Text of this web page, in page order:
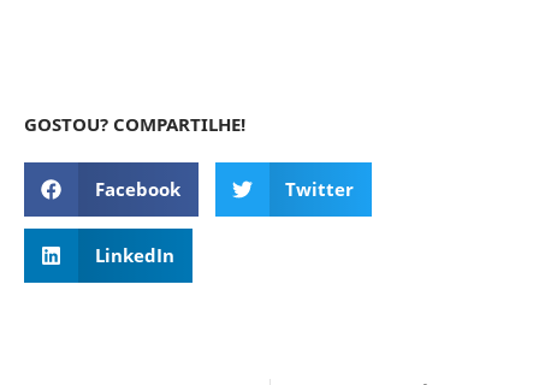
GOSTOU? COMPARTILHE!
Facebook Twitter
LinkedIn